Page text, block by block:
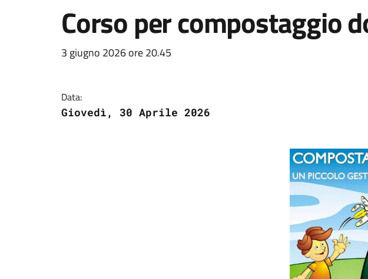
Corso per compostaggio
3 giugno 2026 ore 20.45
Data:
Giovedì, 30 Aprile 2026